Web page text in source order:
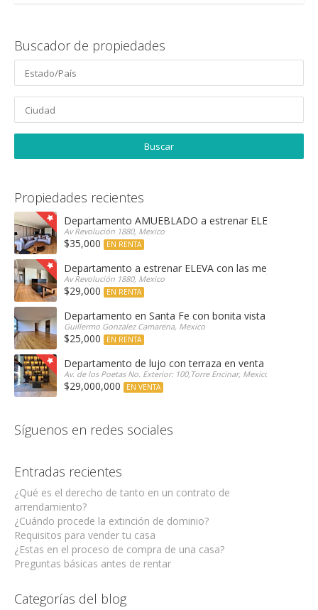
Buscador de propiedades
Propiedades recientes
Departamento AMUEBLADO a estrenar ELEVA con
Av Revolución 1880, Mexico
$35,000 EN RENTA
Departamento a estrenar ELEVA con las mejores
Av Revolución 1880, Mexico
$29,000 EN RENTA
Departamento en Santa Fe con bonita vista arbolada
Guillermo Gonzalez Camarena, Mexico
$25,000 EN RENTA
Departamento de lujo con terraza en venta Encinar en
Av. de los Poetas No. Exterior: 100,Torre Encinar, Mexico
$29,000,000 EN VENTA
Síguenos en redes sociales
Entradas recientes
¿Qué es el derecho de tanto en un contrato de
arrendamiento?
¿Cuándo procede la extinción de dominio?
Requisitos para vender tu casa
¿Estas en el proceso de compra de una casa?
Preguntas básicas antes de rentar
Categorías del blog